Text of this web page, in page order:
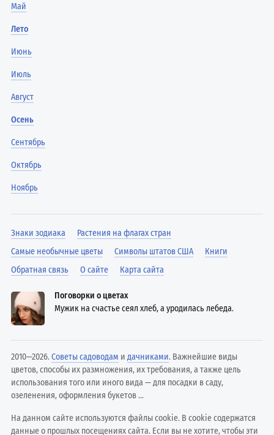
Май
Лето
Июнь
Июль
Август
Осень
Сентябрь
Октябрь
Ноябрь
Знаки зодиака
Растения на флагах стран
Самые необычные цветы
Символы штатов США
Книги
Обратная связь
О сайте Карта сайта
Поговорки о цветах
Мужик на счастье сеял хлеб, а уродилась лебеда.
2010—2026.Советы садоводам идачниками. Важнейшие виды
цветов, способы их размножения, их требования, а также цель
использования того или иного вида — для посадки в саду,
озеленения, оформления букетов ...
На данном сайте используются файлы cookie. В cookie содержатся
данные о прошлых посещениях сайта. Если вы не хотите, чтобы эти